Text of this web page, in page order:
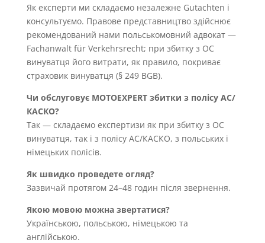
Як експерти ми складаємо незалежне Gutachten і
консультуємо. Правове представництво здійснює
рекомендований нами польськомовний адвокат —
Fachanwalt für Verkehrsrecht; при збитку з OC
винуватця його витрати, як правило, покриває
страховик винуватця (§ 249 BGB).
Чи обслуговує MOTOEXPERT збитки з полісу AC/
КАСКО?
Так — складаємо експертизи як при збитку з OC
винуватця, так і з полісу AC/КАСКО, з польських і
німецьких полісів.
Як швидко проведете огляд?
Зазвичай протягом 24–48 годин після звернення.
Якою мовою можна звертатися?
Українською, польською, німецькою та
англійською.